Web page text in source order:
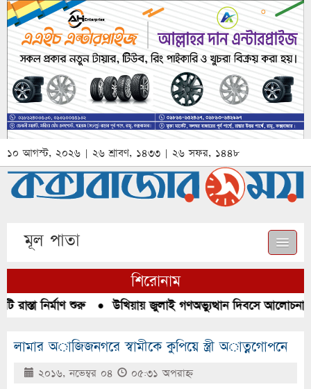
১০ আগস্ট, ২০২৬ | ২৬ শ্রাবণ, ১৪৩৩ | ২৬ সফর, ১৪৪৮
মূল পাতা
শিরোনাম
নির্মাণ শুরু● উখিয়ায় জুলাই গণঅভ্যুত্থান দিবসে আলোচনা,
লামার অাজিজনগরে স্বামীকে কুপিয়ে স্ত্রী অাত্নগোপনে
২০১৬, নভেম্বর ০৪ ০৫:৩১ অপরাহ্ণ